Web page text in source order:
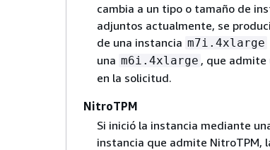
cambia a un tipo o tamaño de
adjuntos actualmente, se
de una instancia m7i.4xlarge
una m6i.4xlarge , que admite
en la solicitud.
NitroTPM
Si inició la instancia mediante
instancia que admite NitroTPM,